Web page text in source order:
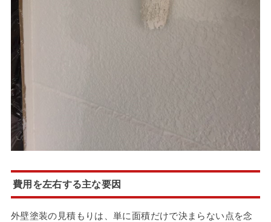
費用を左右する主な要因
外壁塗装の見積もりは、単に面積だけで決まらない点を念